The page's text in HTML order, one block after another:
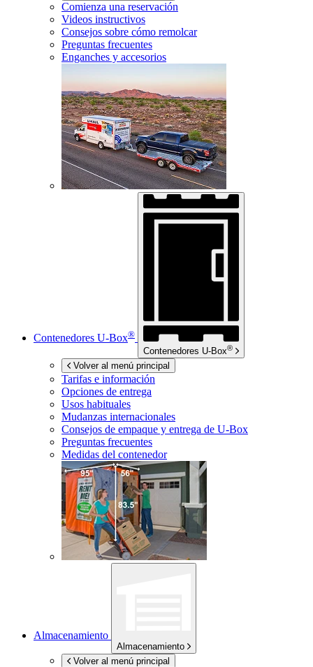
Comienza una reservación
Videos instructivos
Consejos sobre cómo remolcar
Preguntas frecuentes
Enganches y accesorios
Contenedores U-Box®
Contenedores U-Box®
Volver al menú principal
Tarifas e información
Opciones de entrega
Usos habituales
Mudanzas internacionales
Consejos de empaque y entrega de U-Box
Preguntas frecuentes
Medidas del contenedor
Almacenamiento
Almacenamiento
Volver al menú principal